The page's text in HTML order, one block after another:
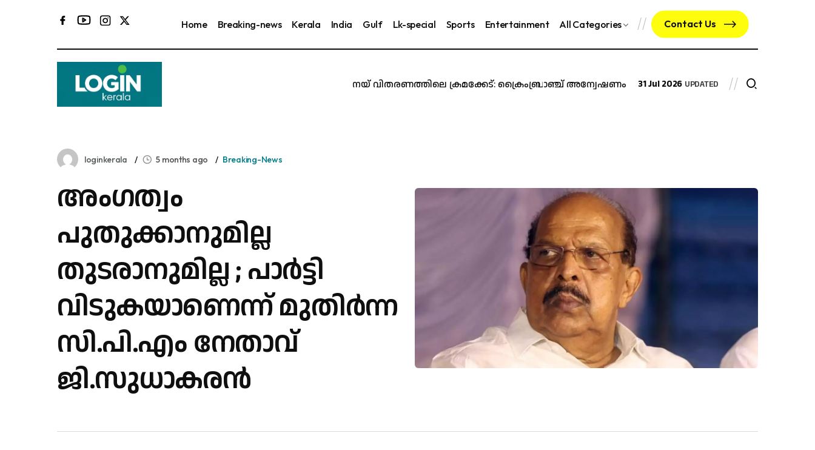
Home Breaking-news Kerala India Gulf Lk-special Sports Entertainment All Categories Contact Us
ശബരിമല നെയ് വിതരണത്തിലെ ക്രമക്കേട്: ക്രൈംബ്രാഞ്ച് അന്വേഷണം വേണമെന്ന് ദേവസ്വം സെക്രട്ടറിയുടെ
31 Jul 2026 UPDATED
loginkerala 5 months ago Breaking-News
അംഗത്വം
പുതുക്കാനുമില്ല
തുടരാനുമില്ല ; പാര്‍ട്ടി
വിടുകയാണെന്ന് മുതിര്‍ന്ന
സി.പി.എം നേതാവ്
ജി.സുധാകരന്‍